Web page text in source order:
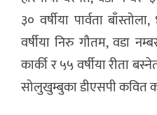
३० वर्षीया पार्वता
वर्षीया निरु गौतम, वडा
कार्की र ५५ वर्षीया रीता
सोलुखुम्बुका डीएसपी कवित